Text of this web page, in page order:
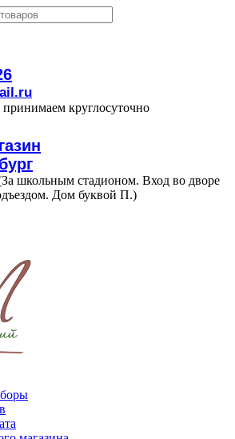
принимаем круглосуточно
школьным стадионом. Вход во дворе
Дом буквой П.)